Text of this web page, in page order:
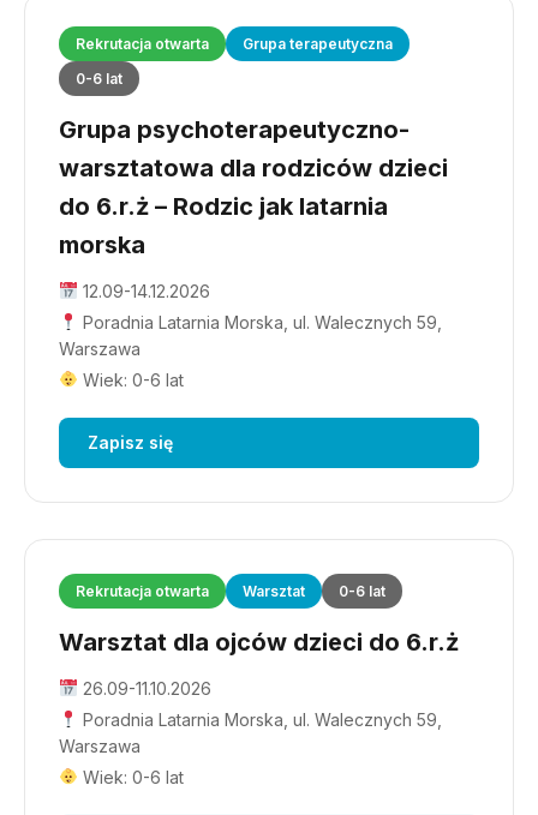
Rekrutacja otwarta
Grupa terapeutyczna
0-6 lat
Grupa psychoterapeutyczno-
warsztatowa dla rodziców dzieci
do 6.r.ż – Rodzic jak latarnia
morska
12.09-14.12.2026
Poradnia Latarnia Morska, ul. Walecznych 59,
Warszawa
Wiek: 0-6 lat
Zapisz się
Rekrutacja otwarta Warsztat 0-6 lat
Warsztat dla ojców dzieci do 6.r.ż
26.09-11.10.2026
Poradnia Latarnia Morska, ul. Walecznych 59,
Warszawa
Wiek: 0-6 lat